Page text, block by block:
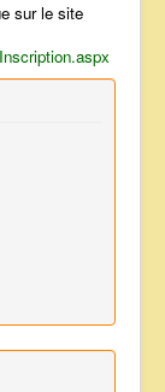
sur le site